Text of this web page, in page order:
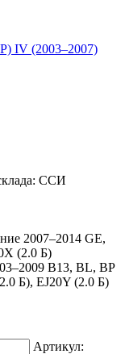
ССИ
2007–2014 GE,
(2.0 Б)
B13, BL, BP
Б), EJ20Y (2.0 Б)
Артикул: